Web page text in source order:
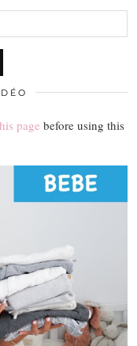
page before using this